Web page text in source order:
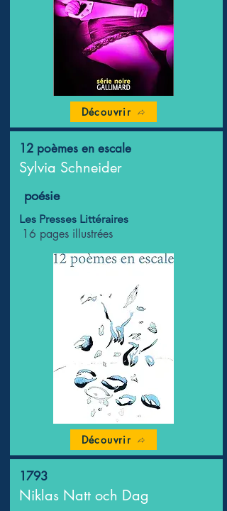
Découvrir
12 poèmes en escale
Sylvia Schneider
poésie
Les Presses Littéraires
16 pages illustrées
Découvrir
1793
Niklas Natt och Dag